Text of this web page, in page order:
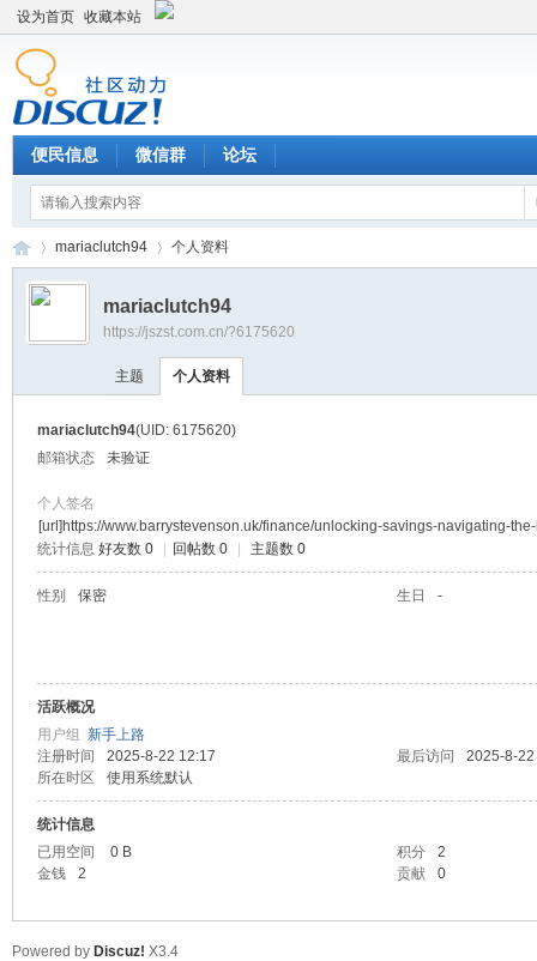
设为首页 收藏本站
便民信息 微信群 论坛
›
mariaclutch94 个人资料
mariaclutch94
https://jszst.com.cn/?6175620
主题 个人资料
mariaclutch94(UID: 6175620)
邮箱状态
未验证
个人签名
[url]https://www.barrystevenson.uk/finance/unlocking-savings-navigating-
统计信息 好友数 0 回帖数 0 主题数 0
性别 保密 生日 -
活跃概况
用户组 新手上路
注册时间
2025-8-22 12:17 最后访问
2025-8-
所在时区
使用系统默认
统计信息
已用空间
0 B 积分
2
金钱
2 贡献 0
Powered by Discuz! X3.4